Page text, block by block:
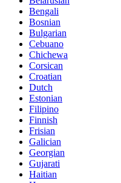
Bengali
Bosnian
Bulgarian
Cebuano
Chichewa
Corsican
Croatian
Dutch
Estonian
Filipino
Finnish
Frisian
Galician
Georgian
Gujarati
Haitian